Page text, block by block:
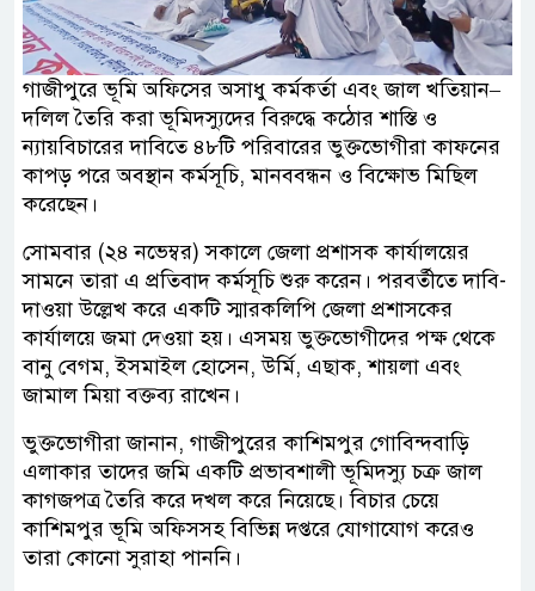
গাজীপুরে ভূমি অফিসের অসাধু কর্মকর্তা এবং জাল খতিয়ান–
দলিল তৈরি করা ভূমিদস্যুদের বিরুদ্ধে কঠোর শাস্তি ও
ন্যায়বিচারের দাবিতে ৪৮টি পরিবারের ভুক্তভোগীরা কাফনের
কাপড় পরে অবস্থান কর্মসূচি, মানববন্ধন ও বিক্ষোভ মিছিল
করেছেন।
সোমবার (২৪ নভেম্বর) সকালে জেলা প্রশাসক কার্যালয়ের
সামনে তারা এ প্রতিবাদ কর্মসূচি শুরু করেন। পরবর্তীতে দাবি-
দাওয়া উল্লেখ করে একটি স্মারকলিপি জেলা প্রশাসকের
কার্যালয়ে জমা দেওয়া হয়। এসময় ভুক্তভোগীদের পক্ষ থেকে
বানু বেগম, ইসমাইল হোসেন, উর্মি, এছাক, শায়লা এবং
জামাল মিয়া বক্তব্য রাখেন।
ভুক্তভোগীরা জানান, গাজীপুরের কাশিমপুর গোবিন্দবাড়ি
এলাকার তাদের জমি একটি প্রভাবশালী ভূমিদস্যু চক্র জাল
কাগজপত্র তৈরি করে দখল করে নিয়েছে। বিচার চেয়ে
কাশিমপুর ভূমি অফিসসহ বিভিন্ন দপ্তরে যোগাযোগ করেও
তারা কোনো সুরাহা পাননি।